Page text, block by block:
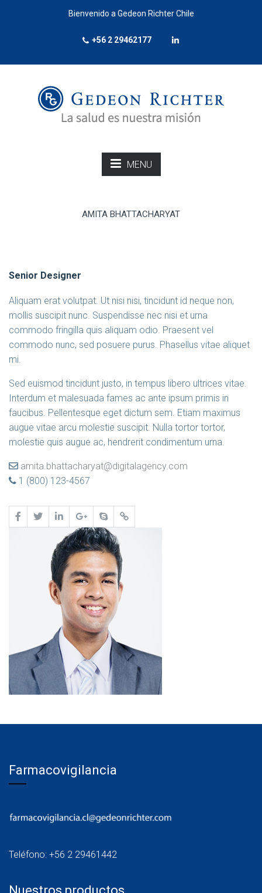
Bienvenido a Gedeon Richter Chile
+56 2 29462177
MENU
AMITA BHATTACHARYAT
Senior Designer
Aliquam erat volutpat. Ut nisi nisi, tincidunt id neque non,
mollis suscipit nunc. Suspendisse nec nisi et urna
commodo fringilla quis aliquam odio. Praesent vel
commodo nunc, sed posuere purus. Phasellus vitae aliquet
mi.
Sed euismod tincidunt justo, in tempus libero ultrices vitae.
Interdum et malesuada fames ac ante ipsum primis in
faucibus. Pellentesque eget dictum sem. Etiam maximus
augue vitae arcu molestie suscipit. Nulla tortor tortor,
molestie quis augue ac, hendrerit condimentum urna.
amita.bhattacharyat@digitalagency.com
1 (800) 123-4567
Farmacovigilancia
Teléfono: +56 2 29461442